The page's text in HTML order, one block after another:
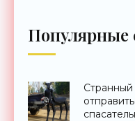
Популярные
Странный